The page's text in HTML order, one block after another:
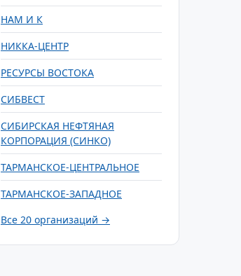
НАМ И К
НИККА-ЦЕНТР
РЕСУРСЫ ВОСТОКА
СИБВЕСТ
СИБИРСКАЯ НЕФТЯНАЯ
КОРПОРАЦИЯ (СИНКО)
ТАРМАНСКОЕ-ЦЕНТРАЛЬНОЕ
ТАРМАНСКОЕ-ЗАПАДНОЕ
Все 20 организаций →